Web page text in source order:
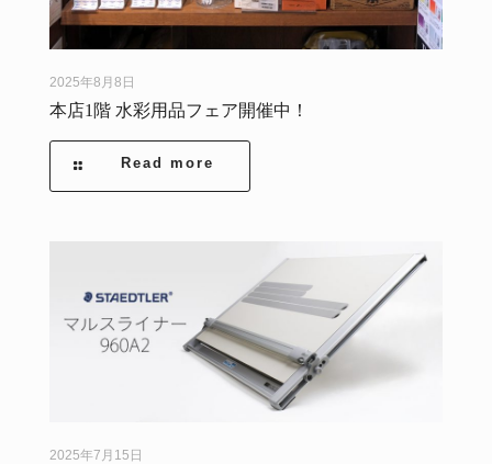
2025年8月8日
本店1階 水彩用品フェア開催中！
Read more
2025年7月15日